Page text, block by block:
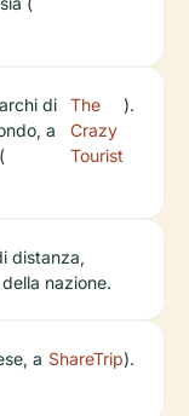
di
a
The
Crazy
Tourist
).
distanza,
nazione.
a ShareTrip).